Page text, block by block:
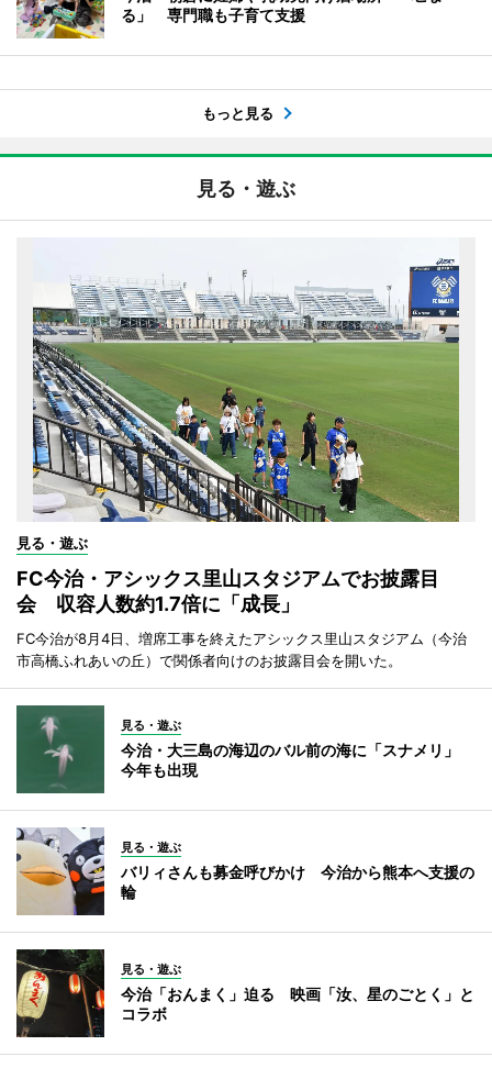
る」 専門職も子育て支援
もっと見る
見る・遊ぶ
見る・遊ぶ
FC今治・アシックス里山スタジアムでお披露目
会 収容人数約1.7倍に「成長」
FC今治が8月4日、増席工事を終えたアシックス里山スタジアム（今治
市高橋ふれあいの丘）で関係者向けのお披露目会を開いた。
見る・遊ぶ
今治・大三島の海辺のバル前の海に「スナメリ」
今年も出現
見る・遊ぶ
バリィさんも募金呼びかけ 今治から熊本へ支援の
輪
見る・遊ぶ
今治「おんまく」迫る 映画「汝、星のごとく」と
コラボ